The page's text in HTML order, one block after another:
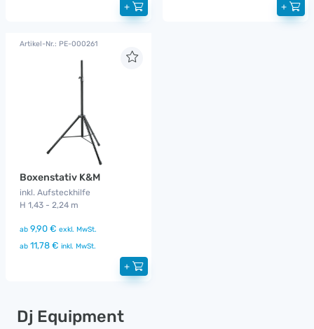
+ +
Artikel-Nr.: PE-000261
Boxenstativ K&M
inkl. Aufsteckhilfe
H 1,43 - 2,24 m
ab 9,90 € exkl. MwSt.
ab 11,78 € inkl. MwSt.
+
Dj Equipment